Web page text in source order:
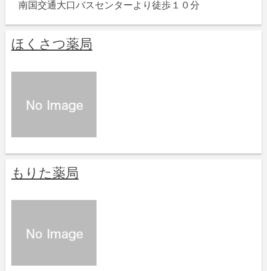
南国交通大口バスセンターより徒歩１０分
ほくさつ薬局
もりた薬局